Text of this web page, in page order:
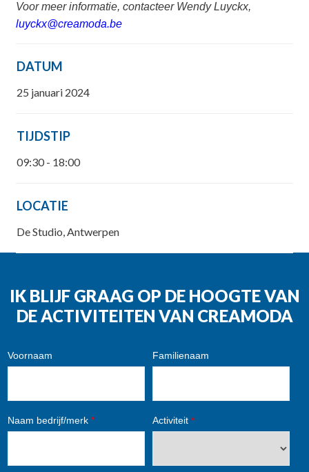
Voor meer informatie, contacteer Wendy Luyckx,
luyckx@creamoda.be
DATUM
25 januari 2024
TIJDSTIP
09:30 - 18:00
LOCATIE
De Studio, Antwerpen
IK BLIJF GRAAG OP DE HOOGTE VAN
DE ACTIVITEITEN VAN CREAMODA
Voornaam Familienaam
Naam bedrijf/merk * Activiteit *